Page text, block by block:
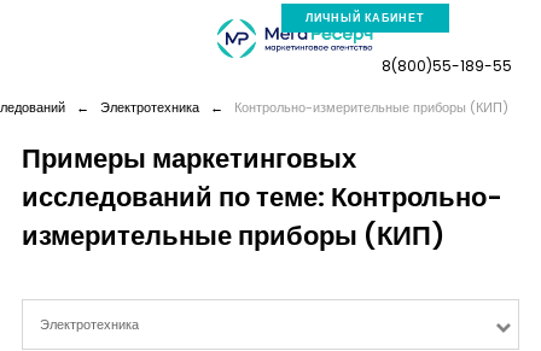
ЛИЧНЫЙ КАБИНЕТ
Компания
Новая реальность
8(800)55-189-55
← Электротехника ← Контрольно-измерительные приборы (КИП)
Примеры маркетинговых
исследований по теме: Контрольно-
измерительные приборы (КИП)
Электротехника